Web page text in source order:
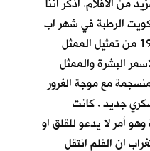
الرطبة في شهر اب
فلما كوميديا تم انتاجه عام 1984 من تمثيل الممثل
البشرة والممثل
مع موجة الغرور
جديد . كانت
أمر لا يدعو للقلق او
ان الفلم انتقل